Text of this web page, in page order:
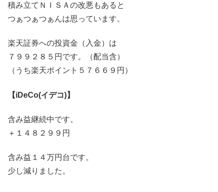
積み立てＮＩＳＡの改悪もあると
つぁつぁつぁんは思っています。
楽天証券への投資金（入金）は
７９９２８５円です。（配当含）
（うち楽天ポイント５７６６９円）
【iDeCo(イデコ)】
含み益継続中です。
＋１４８２９９円
含み益１４万円台です。
少し減りました。